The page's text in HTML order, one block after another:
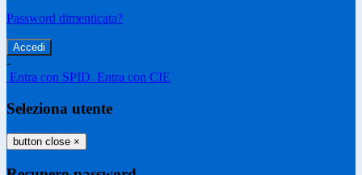
Password dimenticata?
-
Entra con SPID Entra con CIE
Seleziona utente
button close ×